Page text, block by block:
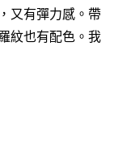
又有彈力感。帶
紋也有配色。我